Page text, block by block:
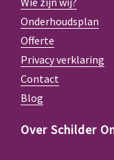
Onderhoudsplan
Offerte
Privacy verklaring
Contact
Blog
Over Schilder